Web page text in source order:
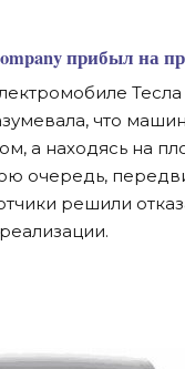
прибыл на
Тесла
что
а находясь на
очередь,
решили